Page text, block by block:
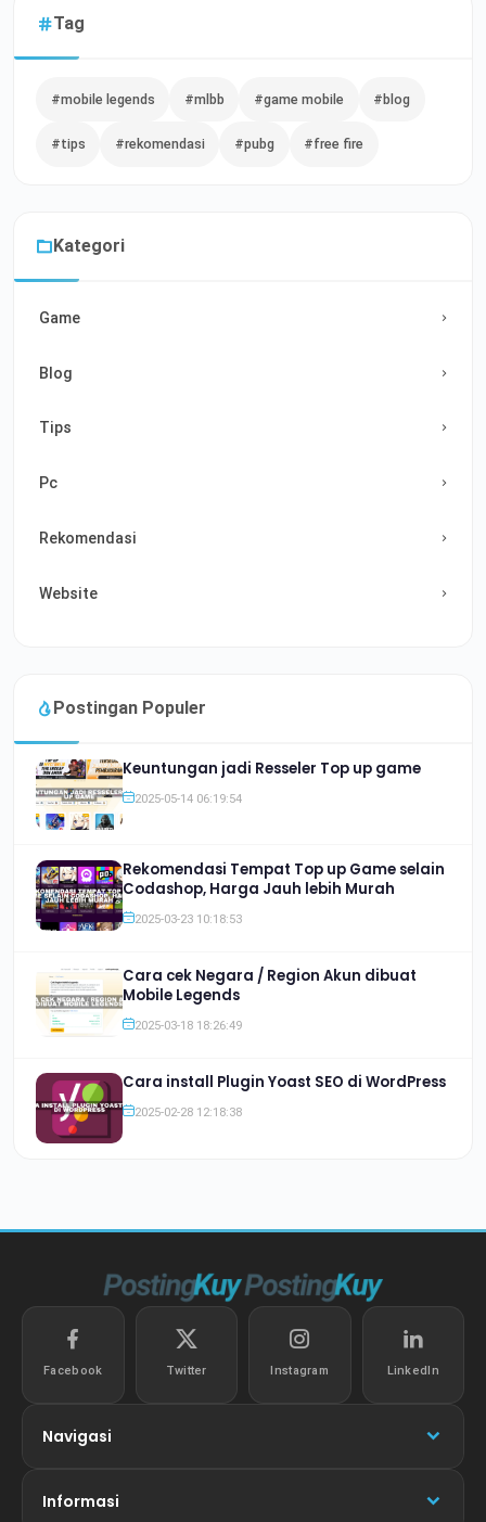
Tag
#mobile legends #mlbb #game mobile #blog
#tips #rekomendasi #pubg #free fire
Kategori
Game
Blog
Tips
Pc
Rekomendasi
Website
Postingan Populer
Keuntungan jadi Resseler Top up game
2025-05-14 06:19:54
Rekomendasi Tempat Top up Game selain
Codashop, Harga Jauh lebih Murah
2025-03-23 10:18:53
Cara cek Negara / Region Akun dibuat
Mobile Legends
2025-03-18 18:26:49
Cara install Plugin Yoast SEO di WordPress
2025-02-28 12:18:38
Facebook Twitter Instagram LinkedIn
Navigasi
Informasi